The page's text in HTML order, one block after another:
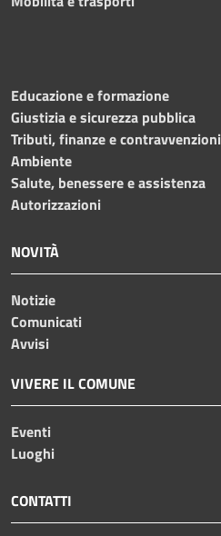
Educazione e formazione
Giustizia e sicurezza pubblica
Tributi, finanze e contravvenzioni
Ambiente
Salute, benessere e assistenza
Autorizzazioni
NOVITÀ
Notizie
Comunicati
Avvisi
VIVERE IL COMUNE
Eventi
Luoghi
CONTATTI